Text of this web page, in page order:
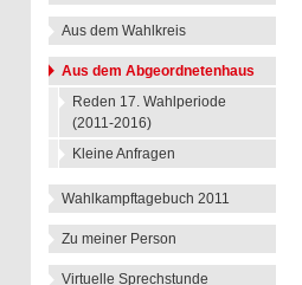
Aus dem Wahlkreis
Aus dem Abgeordnetenhaus
Reden 17. Wahlperiode
(2011-2016)
Kleine Anfragen
Wahlkampftagebuch 2011
Zu meiner Person
Virtuelle Sprechstunde